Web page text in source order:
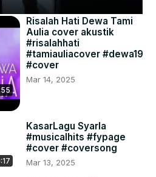
Risalah Hati Dewa Tami
Aulia cover akustik
#risalahhati
#tamiauliacover #dewa19
#cover
Mar 14, 2025
KasarLagu Syarla
#musicalhits #fypage
#cover #coversong
Mar 13, 2025